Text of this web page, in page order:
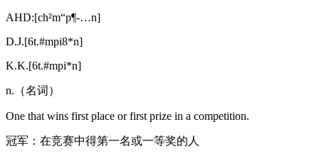
AHD:[ch²m“p¶-…n]
D.J.[6t.#mpi8*n]
K.K.[6t.#mpi*n]
n.（名词）
One that wins first place or first prize in a competition.
冠军：在竞赛中得第一名或一等奖的人